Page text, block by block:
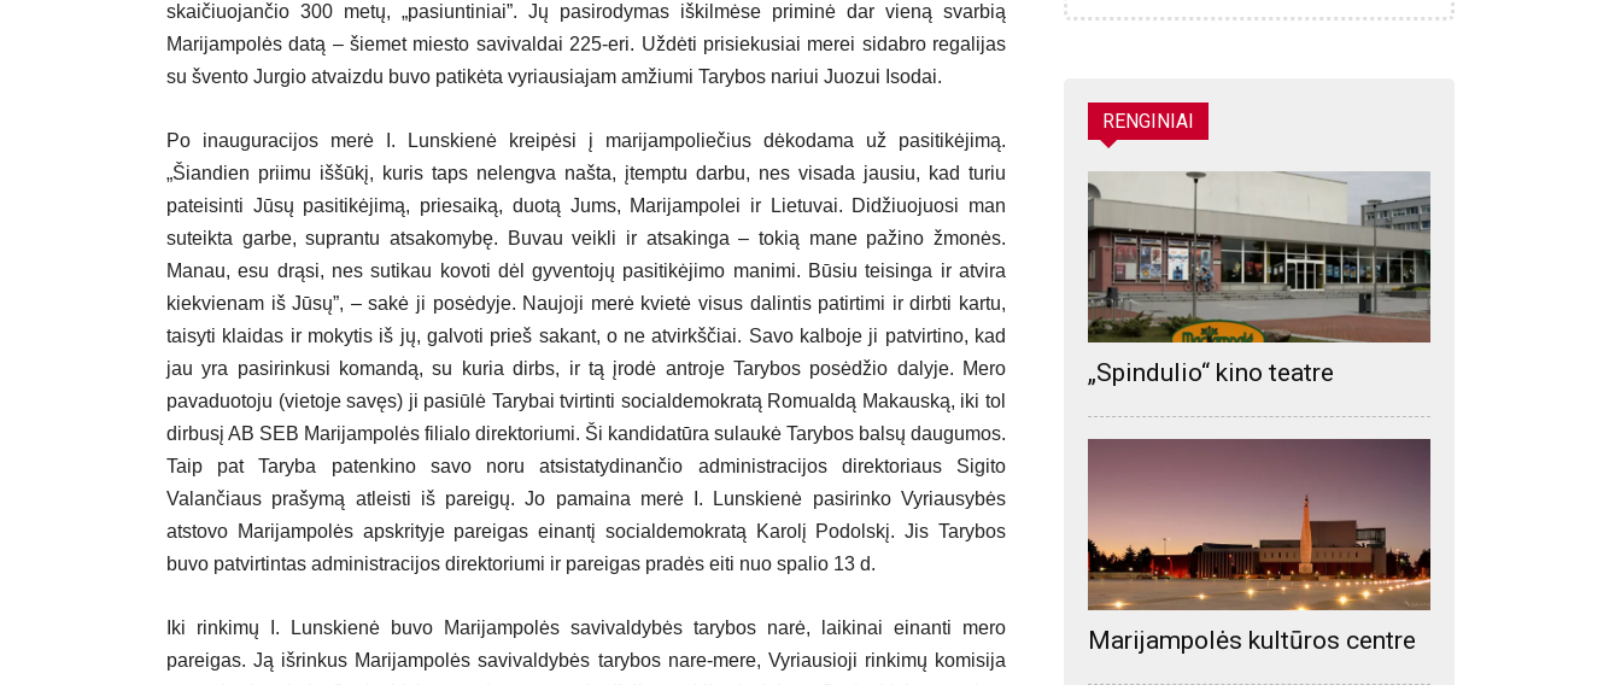
skaičiuojančio 300 metų, „pasiuntiniai”. Jų pasirodymas iškilmėse priminė dar vieną svarbią
Marijampolės datą – šiemet miesto savivaldai 225-eri. Uždėti prisiekusiai merei sidabro regalijas
su švento Jurgio atvaizdu buvo patikėta vyriausiajam amžiumi Tarybos nariui Juozui Isodai.
Po inauguracijos merė I. Lunskienė kreipėsi į marijampoliečius dėkodama už pasitikėjimą.
„Šiandien priimu iššūkį, kuris taps nelengva našta, įtemptu darbu, nes visada jausiu, kad turiu
pateisinti Jūsų pasitikėjimą, priesaiką, duotą Jums, Marijampolei ir Lietuvai. Didžiuojuosi man
suteikta garbe, suprantu atsakomybę. Buvau veikli ir atsakinga – tokią mane pažino žmonės.
Manau, esu drąsi, nes sutikau kovoti dėl gyventojų pasitikėjimo manimi. Būsiu teisinga ir atvira
kiekvienam iš Jūsų”, – sakė ji posėdyje. Naujoji merė kvietė visus dalintis patirtimi ir dirbti kartu,
taisyti klaidas ir mokytis iš jų, galvoti prieš sakant, o ne atvirkščiai. Savo kalboje ji patvirtino, kad
jau yra pasirinkusi komandą, su kuria dirbs, ir tą įrodė antroje Tarybos posėdžio dalyje. Mero
pavaduotoju (vietoje savęs) ji pasiūlė Tarybai tvirtinti socialdemokratą Romualdą Makauską, iki tol
dirbusį AB SEB Marijampolės filialo direktoriumi. Ši kandidatūra sulaukė Tarybos balsų daugumos.
Taip pat Taryba patenkino savo noru atsistatydinančio administracijos direktoriaus Sigito
Valančiaus prašymą atleisti iš pareigų. Jo pamaina merė I. Lunskienė pasirinko Vyriausybės
atstovo Marijampolės apskrityje pareigas einantį socialdemokratą Karolį Podolskį. Jis Tarybos
buvo patvirtintas administracijos direktoriumi ir pareigas pradės eiti nuo spalio 13 d.
Iki rinkimų I. Lunskienė buvo Marijampolės savivaldybės tarybos narė, laikinai einanti mero
pareigas. Ją išrinkus Marijampolės savivaldybės tarybos nare-mere, Vyriausioji rinkimų komisija
RENGINIAI
„Spindulio“ kino teatre
Marijampolės kultūros centre